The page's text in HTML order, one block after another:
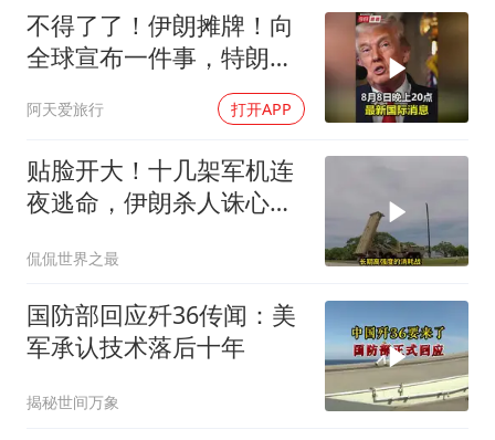
不得了了！伊朗摊牌！向
全球宣布一件事，特朗普
阿天爱旅行 打开APP
贴脸开大！十几架军机连
夜逃命，伊朗杀人诛心，
侃侃世界之最
国防部回应歼36传闻：美
军承认技术落后十年
揭秘世间万象